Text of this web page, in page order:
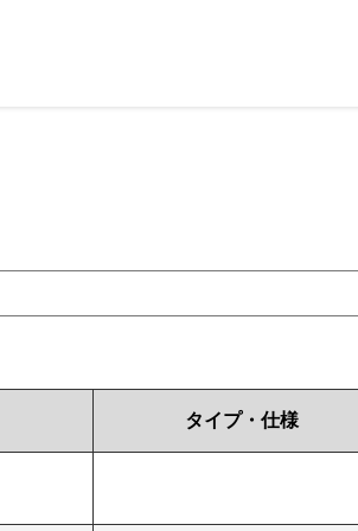
タイプ・仕様